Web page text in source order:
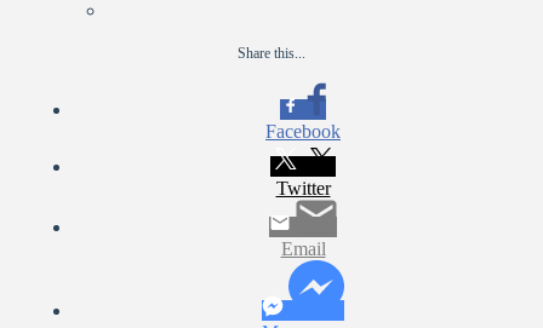
Share this...
Facebook
Twitter
Email